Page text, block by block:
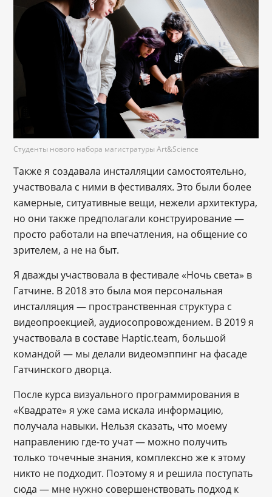
Студенты нового набора магистратуры Art&Science
Также я создавала инсталляции самостоятельно,
участвовала с ними в фестивалях. Это были более
камерные, ситуативные вещи, нежели архитектура,
но они также предполагали конструирование —
просто работали на впечатления, на общение со
зрителем, а не на быт.
Я дважды участвовала в фестивале «Ночь света» в
Гатчине. В 2018 это была моя персональная
инсталляция — пространственная структура с
видеопроекцией, аудиосопровождением. В 2019 я
участвовала в составе Haptic.team, большой
командой — мы делали видеомэппинг на фасаде
Гатчинского дворца.
После курса визуального программирования в
«Квадрате» я уже сама искала информацию,
получала навыки. Нельзя сказать, что моему
направлению где-то учат — можно получить
только точечные знания, комплексно же к этому
никто не подходит. Поэтому я и решила поступать
сюда — мне нужно совершенствовать подход к